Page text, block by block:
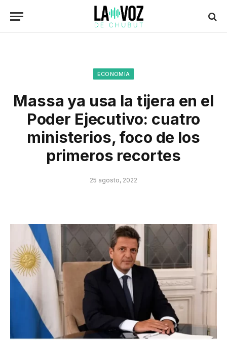
ECONOMÍA
Massa ya usa la tijera en el
Poder Ejecutivo: cuatro
ministerios, foco de los
primeros recortes
25 agosto, 2022